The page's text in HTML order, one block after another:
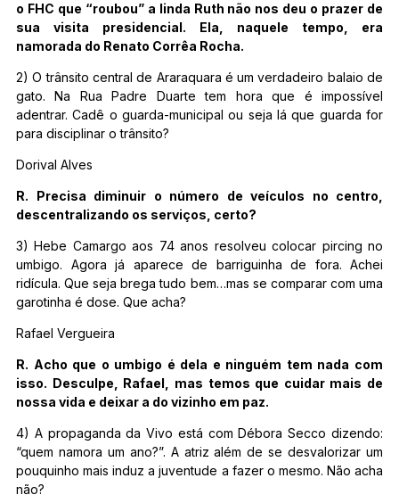
o FHC que “roubou” a linda Ruth não nos deu o prazer de
sua visita presidencial. Ela, naquele tempo, era
namorada do Renato Corrêa Rocha.
2) O trânsito central de Araraquara é um verdadeiro balaio de
gato. Na Rua Padre Duarte tem hora que é impossível
adentrar. Cadê o guarda-municipal ou seja lá que guarda for
para disciplinar o trânsito?
Dorival Alves
R. Precisa diminuir o número de veículos no centro,
descentralizando os serviços, certo?
3) Hebe Camargo aos 74 anos resolveu colocar pircing no
umbigo. Agora já aparece de barriguinha de fora. Achei
ridícula. Que seja brega tudo bem…mas se comparar com uma
garotinha é dose. Que acha?
Rafael Vergueira
R. Acho que o umbigo é dela e ninguém tem nada com
isso. Desculpe, Rafael, mas temos que cuidar mais de
nossa vida e deixar a do vizinho em paz.
4) A propaganda da Vivo está com Débora Secco dizendo:
“quem namora um ano?”. A atriz além de se desvalorizar um
pouquinho mais induz a juventude a fazer o mesmo. Não acha
não?